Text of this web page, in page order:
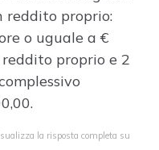
reddito proprio:
o uguale a €
proprio e 2
la risposta completa su